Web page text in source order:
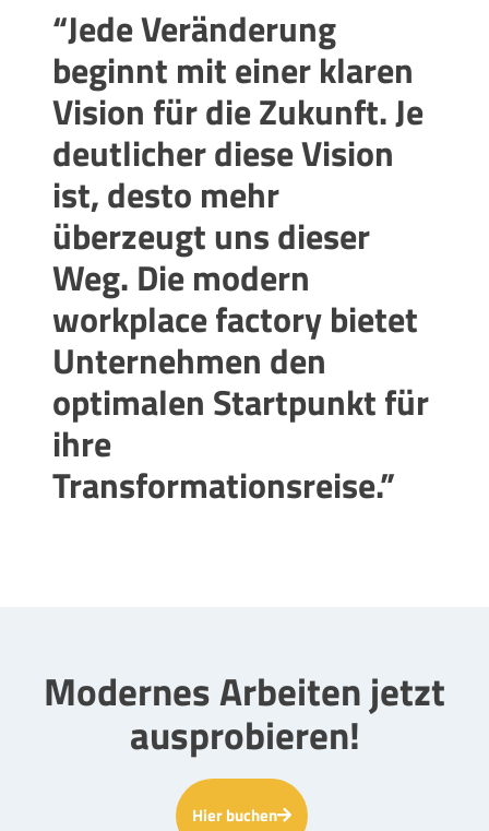
“Jede Veränderung
beginnt mit einer klaren
Vision für die Zukunft. Je
deutlicher diese Vision
ist, desto mehr
überzeugt uns dieser
Weg. Die modern
workplace factory bietet
Unternehmen den
optimalen Startpunkt für
ihre
Transformationsreise.”
Modernes Arbeiten jetzt
ausprobieren!
Hier buchen